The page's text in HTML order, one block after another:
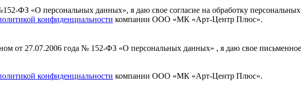
ФЗ «О персональных данных», я даю свое согласие на обработку
конфиденциальности компании ООО «МК «Арт-Центр Плюс».
от 27.07.2006 года № 152-ФЗ «О персональных данных» , я даю свое
конфиденциальности компании ООО «МК «Арт-Центр Плюс».